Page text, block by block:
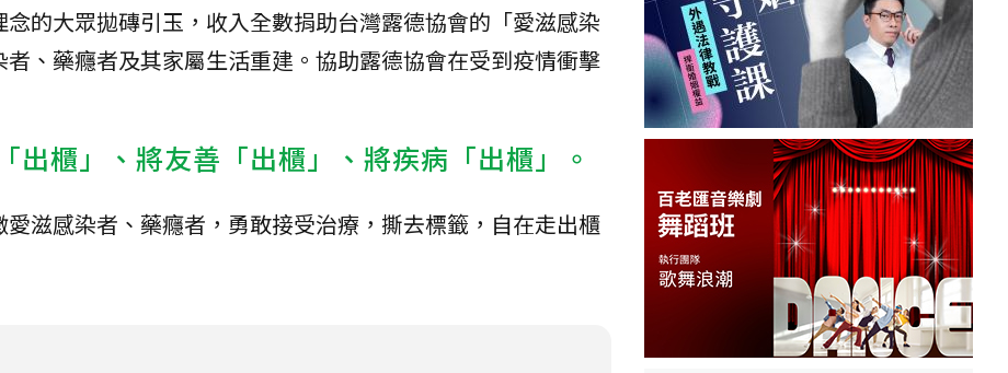
的大眾拋磚引玉，收入全數捐助台灣露德協會的「愛滋感染
、藥癮者及其家屬生活重建。協助露德協會在受到疫情衝擊
出櫃」、將友善「出櫃」、將疾病「出櫃」。
滋感染者、藥癮者，勇敢接受治療，撕去標籤，自在走出櫃